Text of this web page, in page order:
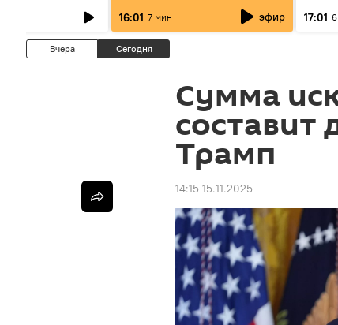
16:01 7 мин эфир 17:01
Вчера Сегодня
Сумма
составит
Трамп
14:15 15.11.2025